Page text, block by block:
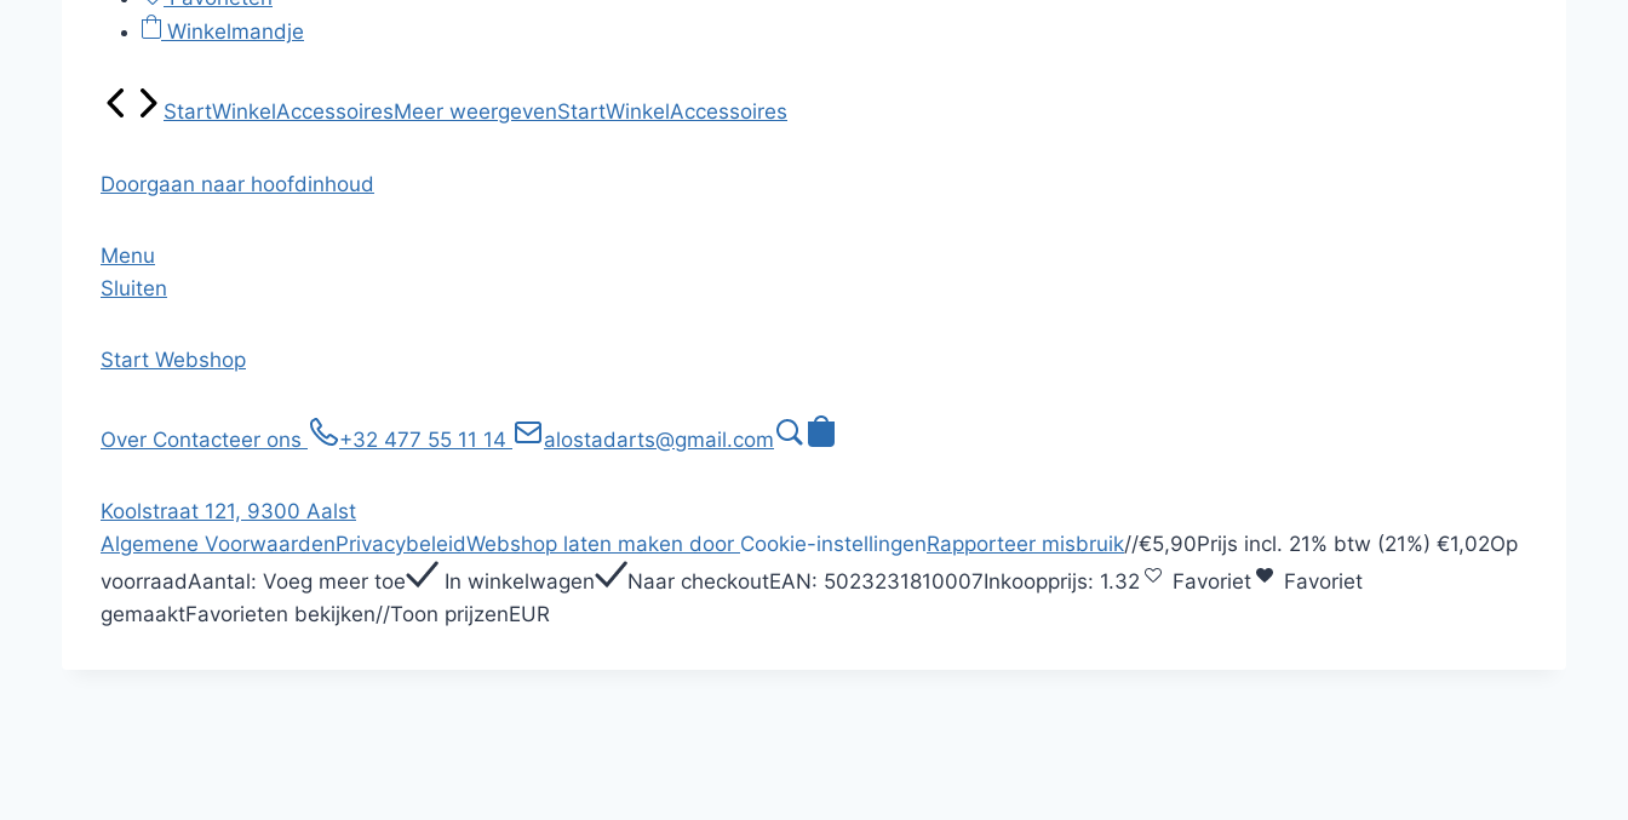
Winkelmandje
StartWinkelAccessoiresMeer weergevenStartWinkelAccessoires
Doorgaan naar hoofdinhoud
Menu
Sluiten
Start Webshop
Over Contacteer ons +32 477 55 11 14 alostadarts@gmail.com
Koolstraat 121, 9300 Aalst
Algemene VoorwaardenPrivacybeleidWebshop laten maken door Cookie-instellingenRapporteer misbruik//€5,90Prijs incl. 21% btw (21%) €1,02Op
voorraadAantal: Voeg meer toe In winkelwagen Naar checkoutEAN: 5023231810007Inkoopprijs: 1.32 Favoriet
Favoriet
gemaaktFavorieten bekijken//Toon prijzenEUR